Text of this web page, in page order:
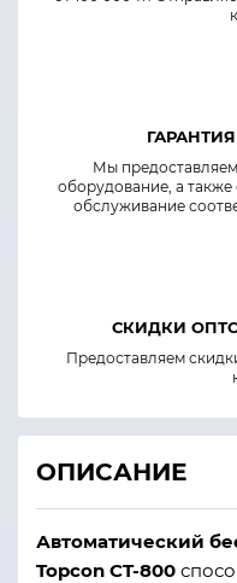
Мы
оборудование, а
обслуживание
СКИДКИ
Предоставляем
ОПИСАНИЕ
Автоматический
Topcon CT-800